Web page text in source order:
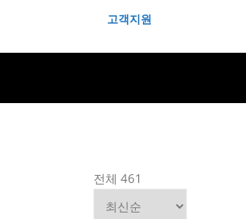
기
고객지원
전체 461